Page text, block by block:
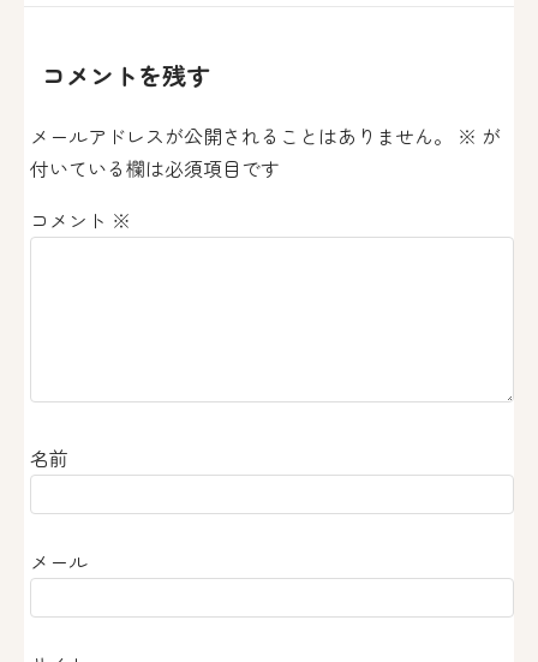
ゲ
シ
ョ
コメントを残す
メールアドレスが公開されることはありません。 ※ が
付いている欄は必須項目です
コメント ※
名前
メール